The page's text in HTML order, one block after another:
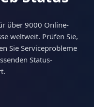
über 9000 Online-
weltweit. Prüfen Sie,
Sie Serviceprobleme
Status-